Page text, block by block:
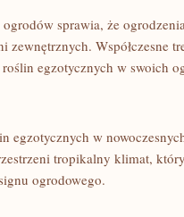
ogrodów sprawia, że
zewnętrznych. Współczesne
egzotycznych w swoich
egzotycznych w
tropikalny klimat,
ogrodowego.